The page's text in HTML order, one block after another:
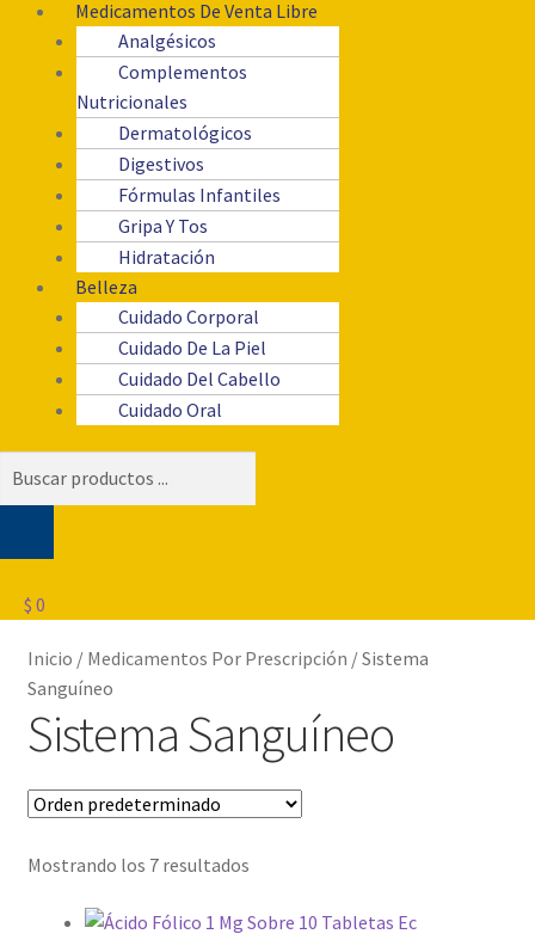
Medicamentos De Venta Libre
Analgésicos
Complementos
Nutricionales
Dermatológicos
Digestivos
Fórmulas Infantiles
Gripa Y Tos
Hidratación
Belleza
Cuidado Corporal
Cuidado De La Piel
Cuidado Del Cabello
Cuidado Oral
$ 0
Inicio / Medicamentos Por Prescripción /Sistema
Sanguíneo
Sistema Sanguíneo
Mostrando los 7 resultados